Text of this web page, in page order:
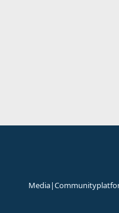
Community
|
Media